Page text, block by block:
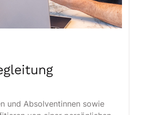
und Absolventinnen sowie